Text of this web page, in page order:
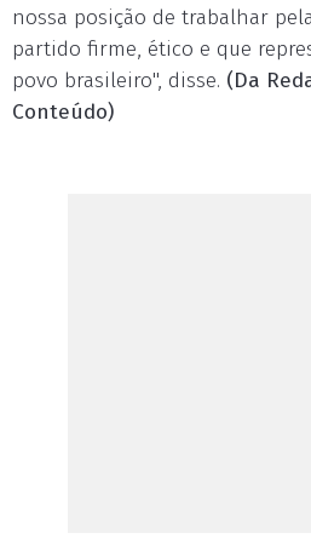
nossa posição de trabalhar
partido firme, ético e que
povo brasileiro", disse. (Da
Conteúdo)